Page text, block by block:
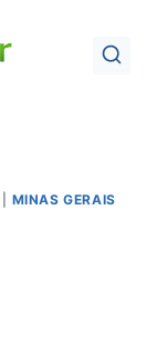
MINAS GERAIS